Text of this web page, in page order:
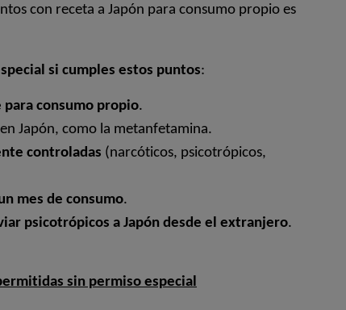
con receta a Japón para consumo propio es
si cumples estos puntos:
para consumo propio.
en Japón, como la metanfetamina.
controladas (narcóticos, psicotrópicos,
mes de consumo.
psicotrópicos a Japón desde el extranjero.
sin permiso especial